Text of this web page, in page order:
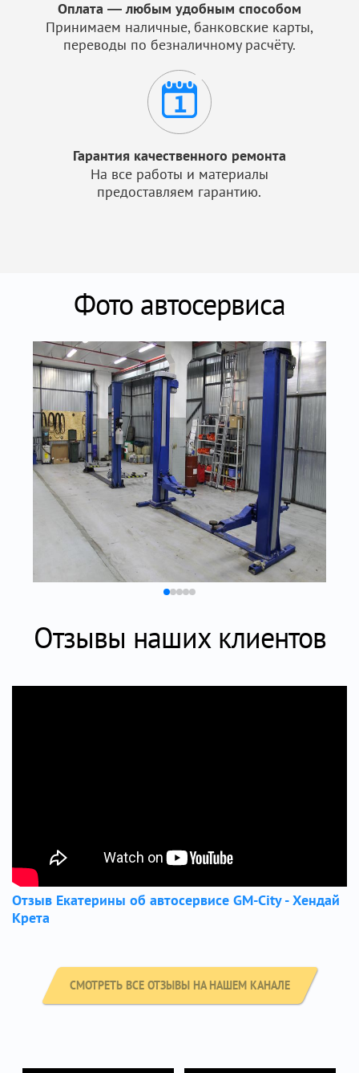
Оплата — любым удобным способом
Принимаем наличные, банковские карты,
переводы по безналичному расчёту.
Гарантия качественного ремонта
На все работы и материалы
предоставляем гарантию.
Фото автосервиса
Отзывы наших клиентов
Отзыв Екатерины об автосервисе GM-City - Хендай
Крета
СМОТРЕТЬ ВСЕ ОТЗЫВЫ НА НАШЕМ КАНАЛЕ